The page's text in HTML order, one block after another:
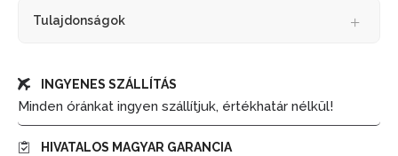
Tulajdonságok
INGYENES SZÁLLÍTÁS
Minden óránkat ingyen szállítjuk, értékhatár nélkül!
HIVATALOS MAGYAR GARANCIA